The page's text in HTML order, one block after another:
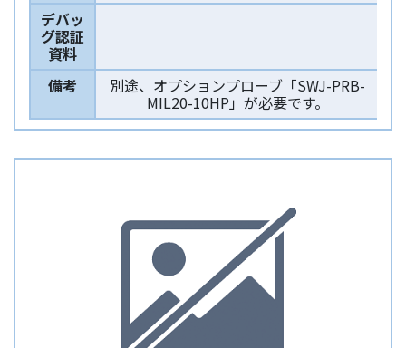
デバッ
グ認証
資料
備考
別途、オプションプローブ「SWJ-PRB-
MIL20-10HP」が必要です。